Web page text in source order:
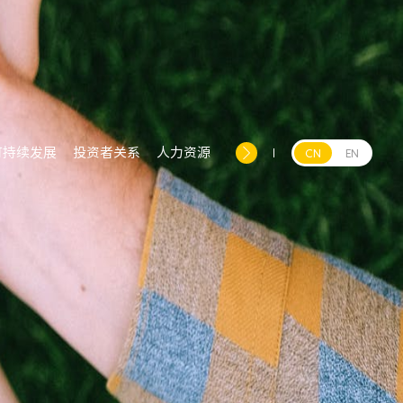
持续发展 投资者关系 人力资源 CN EN